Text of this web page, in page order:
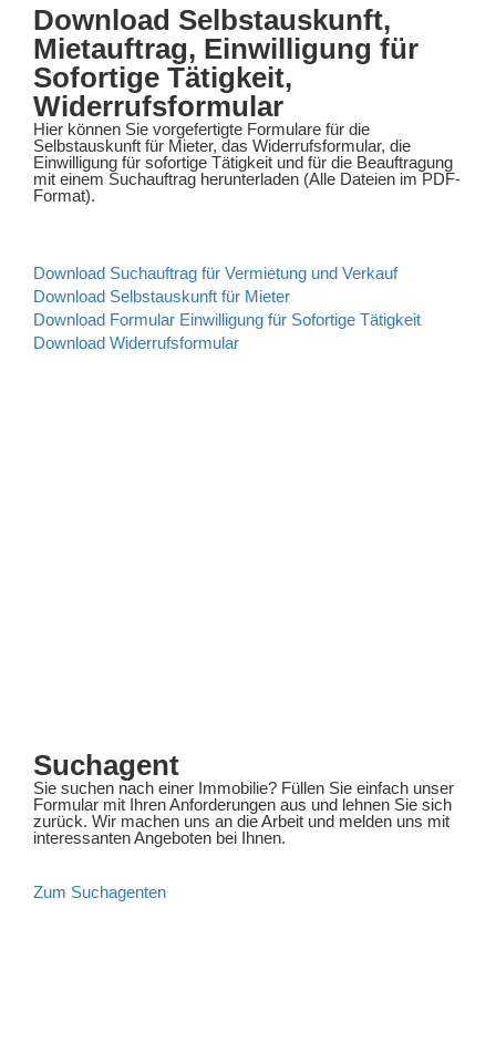
Download Selbstauskunft,
Mietauftrag, Einwilligung für
Sofortige Tätigkeit,
Widerrufsformular
Hier können Sie vorgefertigte Formulare für die
Selbstauskunft für Mieter, das Widerrufsformular, die
Einwilligung für sofortige Tätigkeit und für die Beauftragung
mit einem Suchauftrag herunterladen (Alle Dateien im PDF-
Format).
Download Suchauftrag für Vermietung und Verkauf
Download Selbstauskunft für Mieter
Download Formular Einwilligung für Sofortige Tätigkeit
Download Widerrufsformular
Suchagent
Sie suchen nach einer Immobilie? Füllen Sie einfach unser
Formular mit Ihren Anforderungen aus und lehnen Sie sich
zurück. Wir machen uns an die Arbeit und melden uns mit
interessanten Angeboten bei Ihnen.
Zum Suchagenten